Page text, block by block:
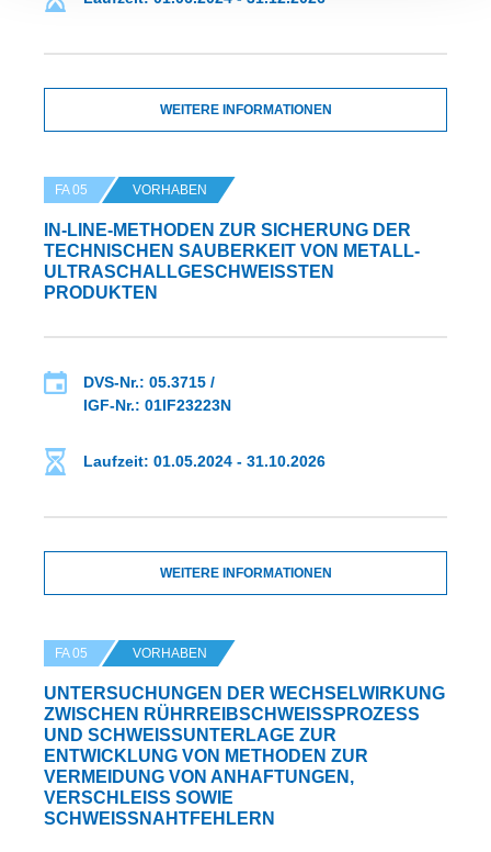
WEITERE INFORMATIONEN
FA 05 VORHABEN
IN-LINE-METHODEN ZUR SICHERUNG DER
TECHNISCHEN SAUBERKEIT VON METALL-
ULTRASCHALLGESCHWEISSTEN P
RODUKTEN
DVS-Nr.: 05.3715 /
IGF-Nr.: 01IF23223N
Laufzeit: 01.05.2024 - 31.10.2026
WEITERE INFORMATIONEN
FA 05 VORHABEN
UNTERSUCHUNGEN DER WECHSELWIRKUNG
ZWISCHEN RÜHRREIBSCHWEISSPROZESS U
ND SCHWEISSUNTERLAGE ZUR EN
TWICKLUNG VON METHODEN ZUR VE
RMEIDUNG VON ANHAFTUNGEN, VE
RSCHLEISS SOWIE SCH
WEISSNAHTFEHLERN